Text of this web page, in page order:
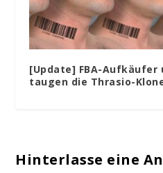
[Update] FBA-Aufkäufer
taugen die Thrasio-
Hinterlasse eine